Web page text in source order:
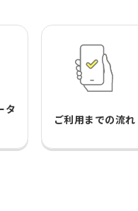
タ
ご利用までの流れ